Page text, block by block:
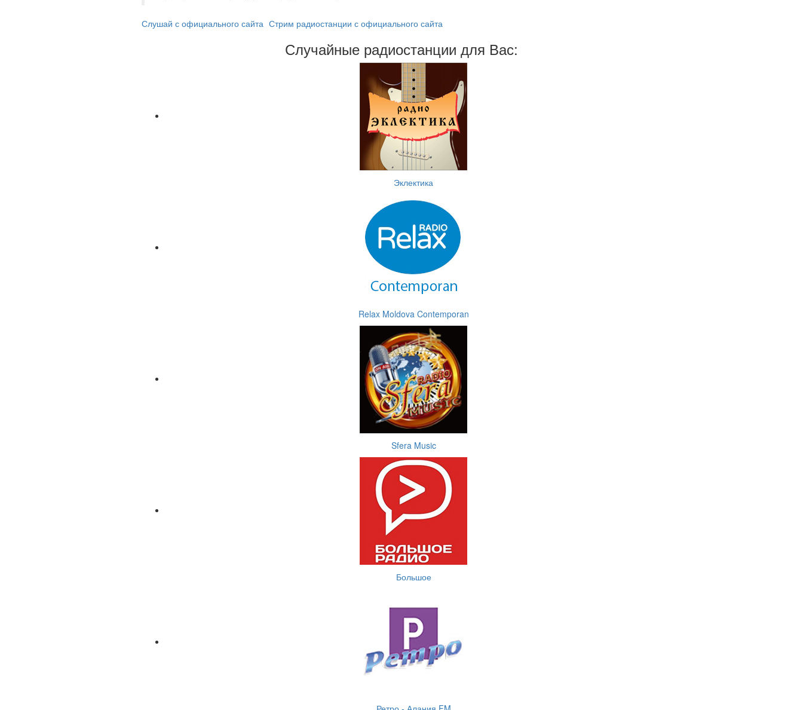
Слушай с официального сайта Стрим радиостанции с официального сайта
Случайные радиостанции для Вас:
Эклектика
Relax Moldova Contemporan
Sfera Music
Большое